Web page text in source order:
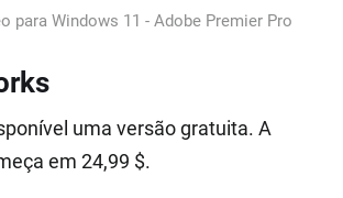
para Windows 11 - Adobe Premier Pro
uma versão gratuita. A
em 24,99 $.